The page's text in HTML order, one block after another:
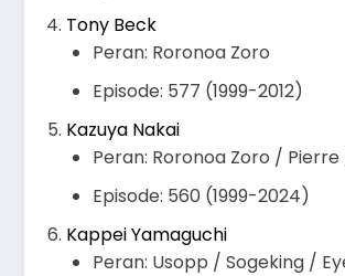
Tony Beck
Peran: Roronoa Zoro
Episode: 577 (1999-2012)
Kazuya Nakai
Peran: Roronoa Zoro /
Episode: 560 (1999-2024)
Kappei Yamaguchi
Peran: Usopp / Sogeking /